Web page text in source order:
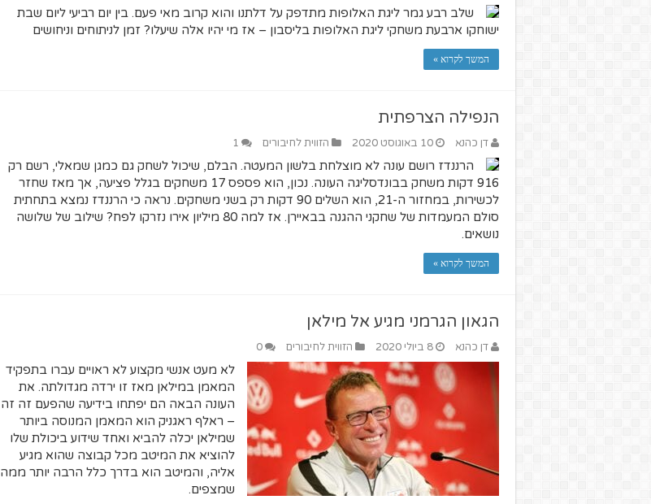
שלב רבע גמר ליגת האלופות מתדפק על דלתנו והוא קרוב מאי פעם. בין יום רביעי ליום שבת
ישוחקו ארבעת משחקי ליגת האלופות בליסבון – אז מי יהיו אלה שיעלו? זמן לניתוחים וניחושים
המשך לקרוא »
הנפילה הצרפתית
דן כהנא 10 באוגוסט 2020 הזווית לחיבורים 1
הרננדז רושם עונה לא מוצלחת בלשון המעטה. הבלם, שיכול לשחק גם כמגן שמאלי, רשם רק
916 דקות משחק בבונדסליגה העונה. נכון, הוא פספס 17 משחקים בגלל פציעה, אך מאז שחזר
לכשירות, במחזור ה-21, הוא השלים 90 דקות רק בשני משחקים. נראה כי הרננדז נמצא בתחתית
סולם המעמדות של שחקני ההגנה בבאיירן. אז למה 80 מיליון אירו נזרקו לפח? שילוב של שלושה
נושאים.
המשך לקרוא »
הגאון הגרמני מגיע אל מילאן
דן כהנא 8 ביולי 2020 הזווית לחיבורים 0
לא מעט אנשי מקצוע לא ראויים עברו בתפקיד
המאמן במילאן מאז זו ירדה מגדולתה. את
העונה הבאה הם יפתחו בידיעה שהפעם זה זה
– ראלף ראגניק הוא המאמן המנוסה ביותר
שמילאן יכלה להביא ואחד שידוע ביכולת שלו
להוציא את המיטב מכל קבוצה שהוא מגיע
אליה, והמיטב הוא בדרך כלל הרבה יותר ממה
שמצפים.